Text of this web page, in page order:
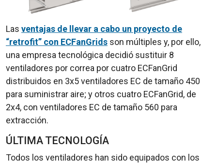
Las ventajas de llevar a cabo un proyecto de
“retrofit” con ECFanGrids son múltiples y, por ello,
una empresa tecnológica decidió sustituir 8
ventiladores por correa por cuatro ECFanGrid
distribuidos en 3x5 ventiladores EC de tamaño 450
para suministrar aire; y otros cuatro ECFanGrid, de
2x4, con ventiladores EC de tamaño 560 para
extracción.
ÚLTIMA TECNOLOGÍA
Todos los ventiladores han sido equipados con los